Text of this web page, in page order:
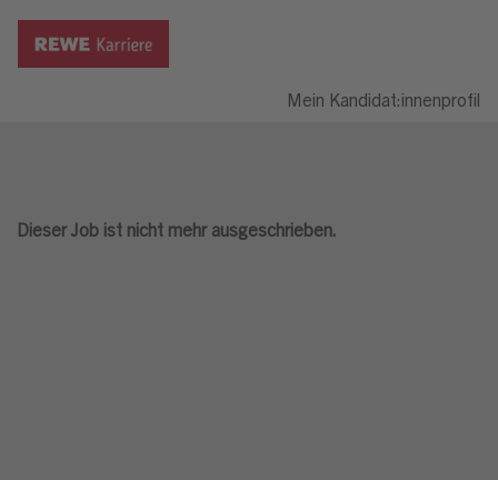
Mein Kandidat:innenprofil
Dieser Job ist nicht mehr ausgeschrieben.